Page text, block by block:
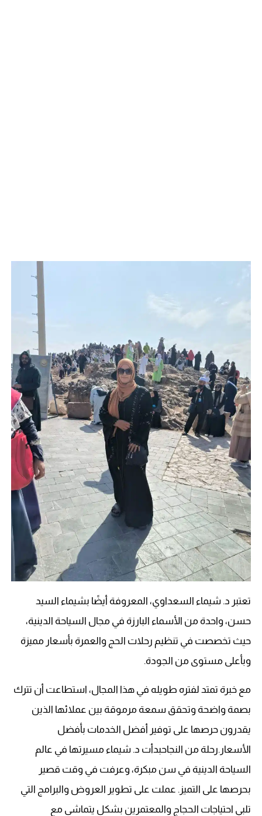
تعتبر د. شيماء السعداوي، المعروفة أيضًا بشيماء السيد
حسن، واحدة من الأسماء البارزة في مجال السياحة الدينية،
حيث تخصصت في تنظيم رحلات الحج والعمرة بأسعار مميزة
وبأعلى مستوى من الجودة.
مع خبرة تمتد لفتره طويله في هذا المجال، استطاعت أن تترك
بصمة واضحة وتحقق سمعة مرموقة بين عملائها الذين
يقدرون حرصها على توفير أفضل الخدمات بأفضل
الأسعار.رحلة من النجاحبدأت د. شيماء مسيرتها في عالم
السياحة الدينية في سن مبكرة، وعرفت في وقت قصير
بحرصها على التميز. عملت على تطوير العروض والبرامج التي
تلبي احتياجات الحجاج والمعتمرين بشكل يتماشى مع